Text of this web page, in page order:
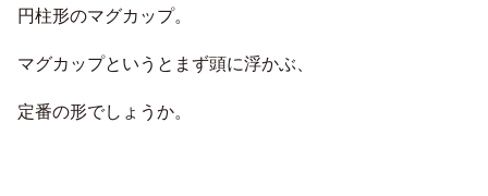
円柱形のマグカップ。
マグカップというとまず頭に浮かぶ、
定番の形でしょうか。